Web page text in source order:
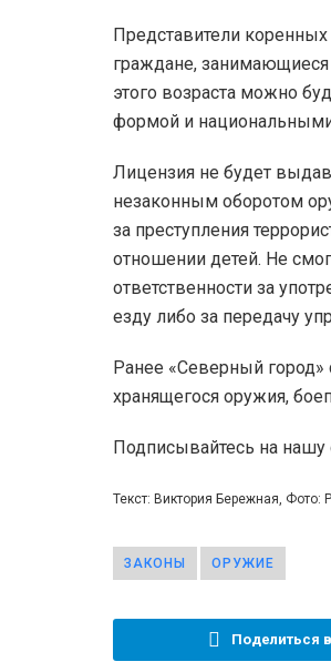
Представители
граждане, занимающиеся
этого возраста можно
формой и
Лицензия не будет
незаконным оборотом
за преступления
отношении детей. Не
ответственности за
езду либо за передачу
Ранее «Северный город»
хранящегося оружия,
Подписывайтесь на нашу
Текст: Виктория Бережная, Фото:
ЗАКОНЫ ОРУЖИЕ
Поделиться